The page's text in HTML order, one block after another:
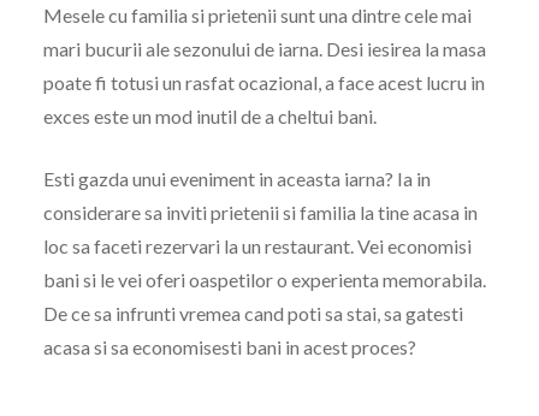
Mesele cu familia si prietenii sunt una dintre cele mai
mari bucurii ale sezonului de iarna. Desi iesirea la masa
poate fi totusi un rasfat ocazional, a face acest lucru in
exces este un mod inutil de a cheltui bani.
Esti gazda unui eveniment in aceasta iarna? Ia in
considerare sa inviti prietenii si familia la tine acasa in
loc sa faceti rezervari la un restaurant. Vei economisi
bani si le vei oferi oaspetilor o experienta memorabila.
De ce sa infrunti vremea cand poti sa stai, sa gatesti
acasa si sa economisesti bani in acest proces?